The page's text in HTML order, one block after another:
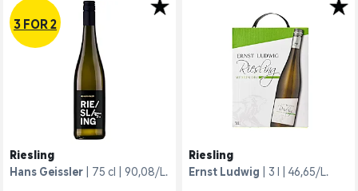
3 FOR 2
Riesling
Hans Geissler
75 cl 90,08/L.
Riesling
Ernst Ludwig
3 l 46,65/L.